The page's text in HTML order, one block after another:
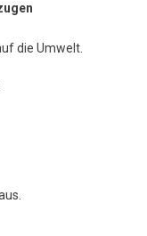
die Umwelt.